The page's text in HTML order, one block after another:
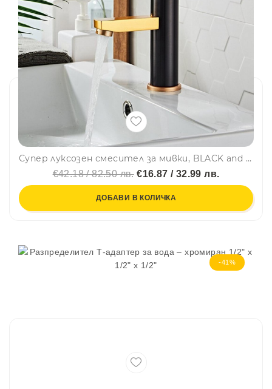
Супер луксозен смесител за мивки, BLACK and GOLD, самостоящ
€42.18 / 82.50 лв.€16.87 / 32.99 лв.
ДОБАВИ В КОЛИЧКА
-41%